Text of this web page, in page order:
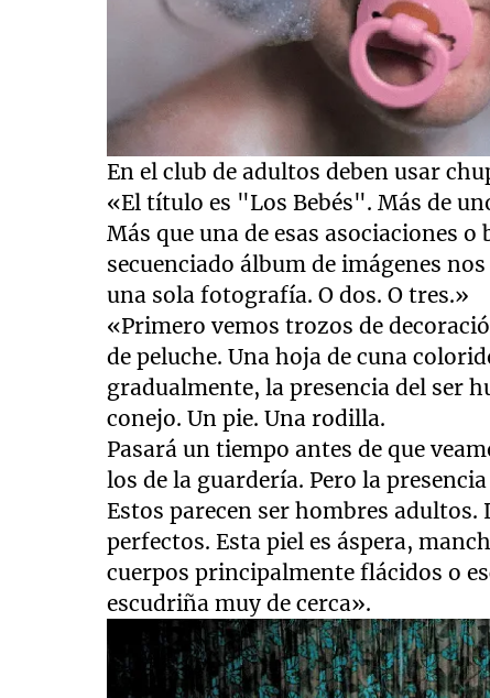
En el club de adultos deben usar
«El título es "Los Bebés". Más de
Más que una de esas asociaciones
secuenciado álbum de imágenes
una sola fotografía. O dos. O tres.»
«Primero vemos trozos de
de peluche. Una hoja de cuna
gradualmente, la presencia del ser
conejo. Un pie. Una rodilla.
Pasará un tiempo antes de que
los de la guardería. Pero la
Estos parecen ser hombres adultos.
perfectos. Esta piel es áspera,
cuerpos principalmente flácidos o
escudriña muy de cerca».